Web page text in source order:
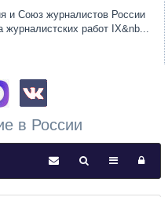
и Союз журналистов России
журналистских работ IX&nb...
в России